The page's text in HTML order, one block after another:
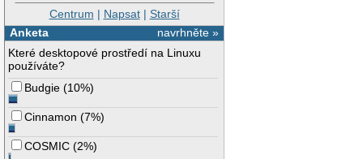
Centrum | Napsat| Starší
navrhněte »
Anketa
Které desktopové prostředí na Linuxu
používáte?
Budgie (10%)
Cinnamon (7%)
COSMIC (2%)